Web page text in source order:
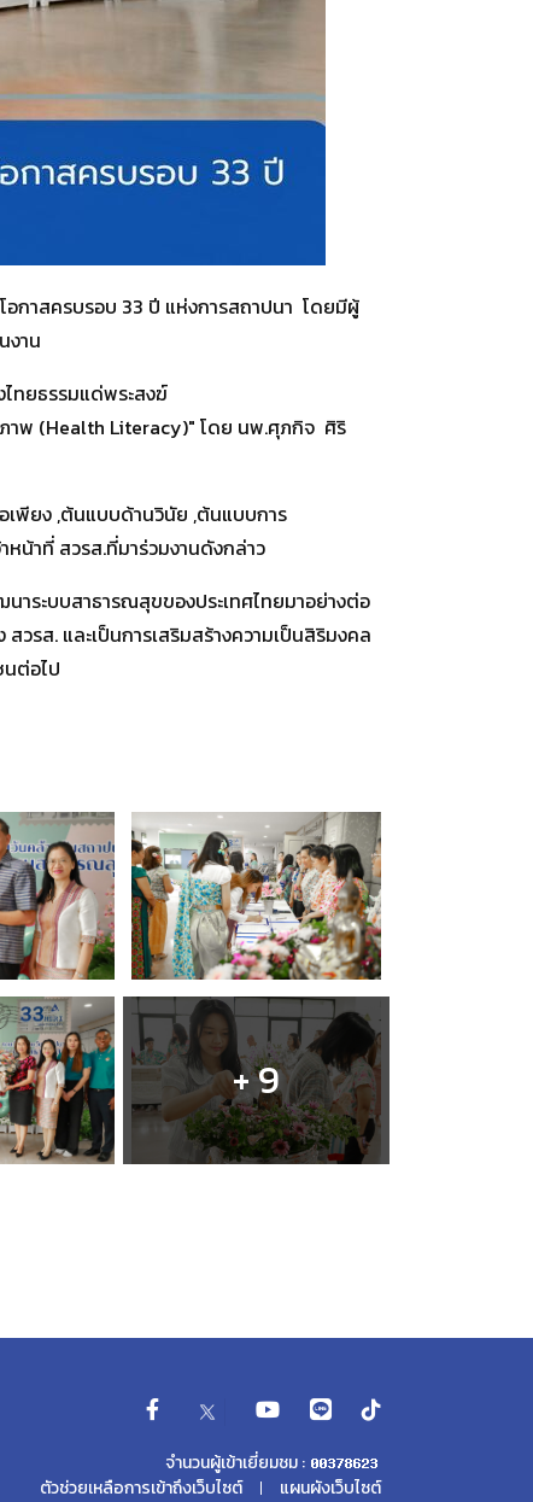
กาสครบรอบ 33 ปี แห่งการสถาปนา โดยมีผู้
งาน
ทยธรรมแด่พระสงฆ์
ภาพ (Health Literacy)" โดย นพ.ศุภกิจ ศิริ
เพียง ,ต้นแบบด้านวินัย ,ต้นแบบการ
น้าที่ สวรส.ที่มาร่วมงานดังกล่าว
ระบบสาธารณสุขของประเทศไทยมาอย่างต่อ
รส. และเป็นการเสริมสร้างความเป็นสิริมงคล
ต่อไป
+ 9
จำนวนผู้เข้าเยี่ยมชม :
ตัวช่วยเหลือการเข้าถึงเว็บไซต์
แผนผังเว็บไซต์